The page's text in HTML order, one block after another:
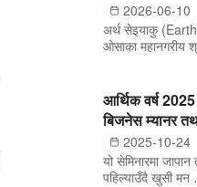
2026-06-10
अर्थ सेइयाकु
ओसाका महानगरीय
2025-10-24
आर्थिक वर्ष 2025
बिजनेस म्यानर
यो सेमिनारमा
पहिल्याउँदै खुसी